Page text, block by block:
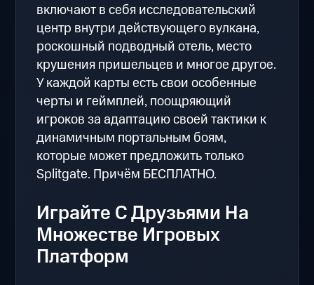
включают в себя исследовательский
центр внутри действующего вулкана,
роскошный подводный отель, место
крушения пришельцев и многое другое.
У каждой карты есть свои особенные
черты и геймплей, поощряющий
игроков за адаптацию своей тактики к
динамичным портальным боям,
которые может предложить только
Splitgate. Причём БЕСПЛАТНО.
Играйте С Друзьями На
Множестве Игровых
Платформ